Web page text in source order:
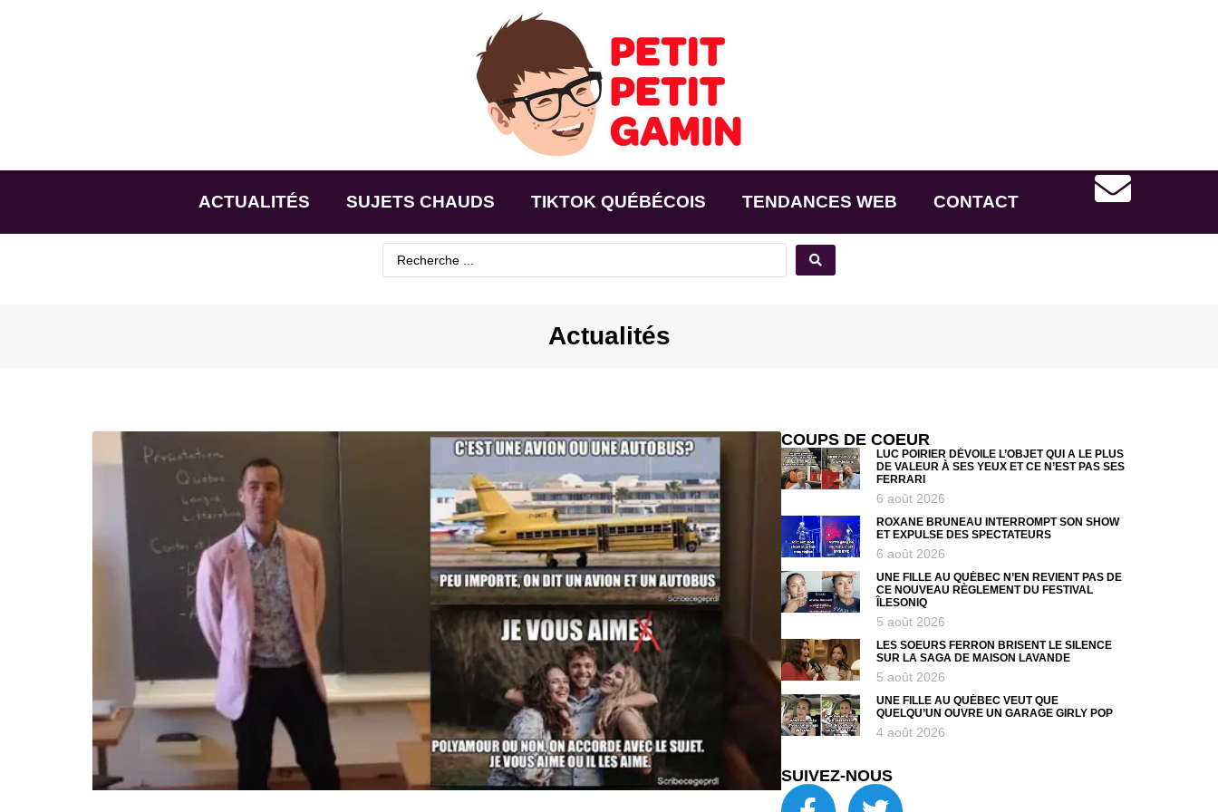
ACTUALITÉS SUJETS CHAUDS TIKTOK QUÉBÉCOIS TENDANCES WEB CONTACT
Actualités
COUPS DE COEUR
LUC POIRIER DÉVOILE L’OBJET QUI A LE PLUS
DE VALEUR À SES YEUX ET CE N’EST PAS SES
FERRARI
6 août 2026
ROXANE BRUNEAU INTERROMPT SON SHOW
ET EXPULSE DES SPECTATEURS
6 août 2026
UNE FILLE AU QUÉBEC N’EN REVIENT PAS DE
CE NOUVEAU RÈGLEMENT DU FESTIVAL
ÎLESONIQ
5 août 2026
LES SOEURS FERRON BRISENT LE SILENCE
SUR LA SAGA DE MAISON LAVANDE
5 août 2026
UNE FILLE AU QUÉBEC VEUT QUE
QUELQU’UN OUVRE UN GARAGE GIRLY POP
4 août 2026
SUIVEZ-NOUS